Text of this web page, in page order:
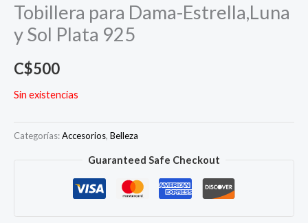
Tobillera para Dama-Estrella,Luna
y Sol Plata 925
C$500
Sin existencias
Categorías:Accesorios, Belleza
Guaranteed Safe Checkout